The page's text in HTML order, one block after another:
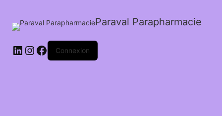
Paraval Parapharmacie
LinkedIn
Instagram
FacebookConnexion